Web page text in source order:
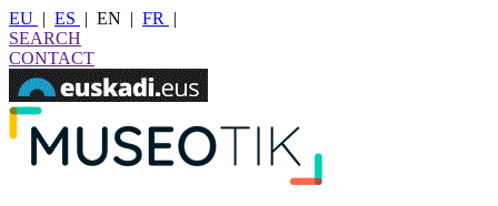
EU | ES | EN | FR
|
SEARCH
CONTACT